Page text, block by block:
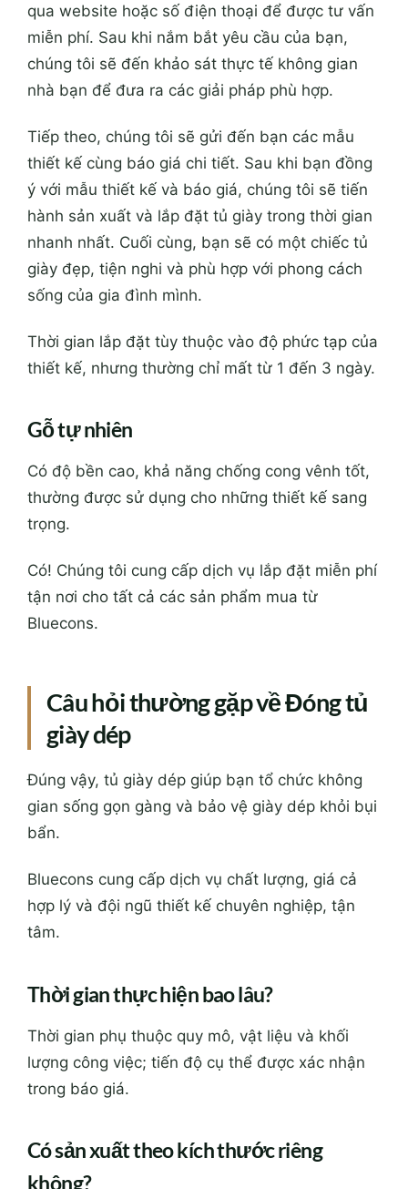
qua website hoặc số điện thoại để được tư vấn
miễn phí. Sau khi nắm bắt yêu cầu của bạn,
chúng tôi sẽ đến khảo sát thực tế không gian
nhà bạn để đưa ra các giải pháp phù hợp.
Tiếp theo, chúng tôi sẽ gửi đến bạn các mẫu
thiết kế cùng báo giá chi tiết. Sau khi bạn đồng
ý với mẫu thiết kế và báo giá, chúng tôi sẽ tiến
hành sản xuất và lắp đặt tủ giày trong thời gian
nhanh nhất. Cuối cùng, bạn sẽ có một chiếc tủ
giày đẹp, tiện nghi và phù hợp với phong cách
sống của gia đình mình.
Thời gian lắp đặt tùy thuộc vào độ phức tạp của
thiết kế, nhưng thường chỉ mất từ 1 đến 3 ngày.
Gỗ tự nhiên
Có độ bền cao, khả năng chống cong vênh tốt,
thường được sử dụng cho những thiết kế sang
trọng.
Có! Chúng tôi cung cấp dịch vụ lắp đặt miễn phí
tận nơi cho tất cả các sản phẩm mua từ
Bluecons.
Câu hỏi thường gặp về Đóng tủ
giày dép
Đúng vậy, tủ giày dép giúp bạn tổ chức không
gian sống gọn gàng và bảo vệ giày dép khỏi bụi
bẩn.
Bluecons cung cấp dịch vụ chất lượng, giá cả
hợp lý và đội ngũ thiết kế chuyên nghiệp, tận
tâm.
Thời gian thực hiện bao lâu?
Thời gian phụ thuộc quy mô, vật liệu và khối
lượng công việc; tiến độ cụ thể được xác nhận
trong báo giá.
Có sản xuất theo kích thước riêng
không?